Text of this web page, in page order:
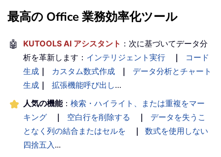
最高の Office 業務効率化ツール
🤖 KUTOOLS AI アシスタント ：次に基づいてデータ分
析を革新します： インテリジェント実行 ｜
コード
生成 ｜ カスタム数式作成 ｜
データ分析とチャート
生成 ｜ 拡張機能呼び出し…
人気の機能： 検索・ハイライト、または重複をマー
キング
｜ 空白行を削除する ｜
データを失うこ
となく列の結合またはセルを
｜
数式を使用しない
四捨五入 ...